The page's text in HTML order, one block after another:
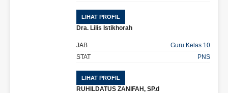
LIHAT PROFIL
Dra. Lilis Istikhorah
JAB
Guru Kelas 10
STAT
PNS
LIHAT PROFIL
RUHILDATUS ZANIFAH, SP.d